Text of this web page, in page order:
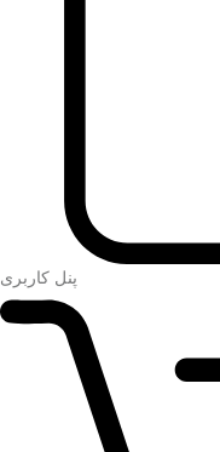
پنل کاربری